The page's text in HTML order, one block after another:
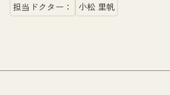
担当ドクター： 小松 里帆